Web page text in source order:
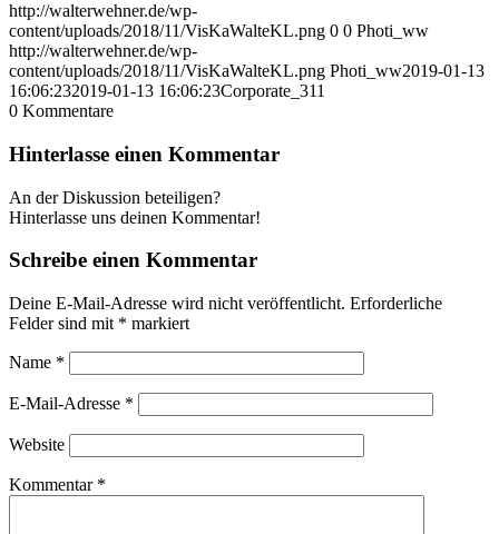
http://walterwehner.de/wp-
content/uploads/2018/11/VisKaWalteKL.png 0 0 Photi_ww
http://walterwehner.de/wp-
content/uploads/2018/11/VisKaWalteKL.png Photi_ww2019-01-13
16:06:232019-01-13 16:06:23Corporate_311
0 Kommentare
Hinterlasse einen Kommentar
An der Diskussion beteiligen?
Hinterlasse uns deinen Kommentar!
Schreibe einen Kommentar
Deine E-Mail-Adresse wird nicht veröffentlicht. Erforderliche
Felder sind mit * markiert
Name *
E-Mail-Adresse *
Website
Kommentar *